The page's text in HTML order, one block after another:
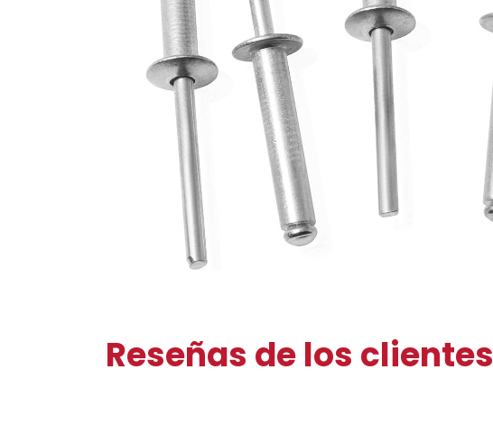
Reseñas de los clientes